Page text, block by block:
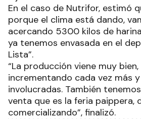
En el caso de Nutrifor, estimó
porque el clima está dando,
acercando 5300 kilos de
ya tenemos envasada en el
Lista”.
“La producción viene muy
incrementando cada vez más
involucradas. También
venta que es la feria paippera,
comercializando”, finalizó.